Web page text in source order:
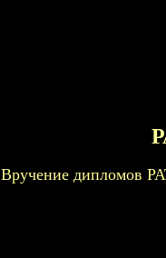
Вручение дипломов